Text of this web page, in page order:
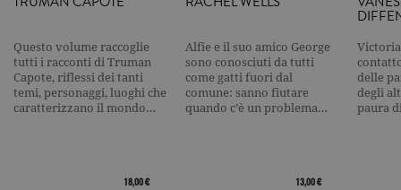
Questo volume raccoglie
tutti i racconti di Truman
Capote, riflessi dei tanti
temi, personaggi, luoghi che
caratterizzano il mondo…
18,00 €
Alfie e il suo amico George
sono conosciuti da tutti
come gatti fuori dal
comune: sanno fiutare
quando c’è un problema…
13,00 €
delle
degli
paura
Google su
Web ad
traffico.
_ga
.garzanti.it 2 anni
Questo
cookie è
associato a
Google
Universal